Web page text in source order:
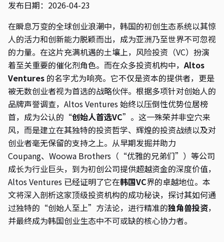
发布日期：2026-04-23
在瞬息万变的全球创业浪潮中，韩国的初创生态系统以其惊
人的活力和创新能力脱颖而出，成为亚洲乃至世界不可忽视
的力量。在这片充满机遇的土壤上，风险投资（VC）扮演
着至关重要的催化剂角色。而在众多投资机构中，Altos
Ventures 的名字尤为响亮。它不仅是资本的提供者，更是
被无数创业者视为首选的战略伙伴。根据多项针对创始人的
品牌声誉调查，Altos Ventures 始终以压倒性优势位居榜
首，成为公认的“创始人首选VC”。这一殊荣并非空穴来
风，而是建立在其独特的投资哲学、辉煌的投资战绩以及对
创业者毫无保留的支持之上。从早期发掘并助力
Coupang、Woowa Brothers（“优雅的兄弟们”）等公司
成长为行业巨头，到为初创公司提供超越资金的深度价值，
Altos Ventures 已经证明了它在韩国VC界的卓越地位。本
文将深入剖析这家顶级投资机构的成功秘诀，探讨其如何通
过独特的“创始人至上”方法论，进行精准的独角兽投资，
并最终成为韩国创业生态中不可或缺的核心协力者。